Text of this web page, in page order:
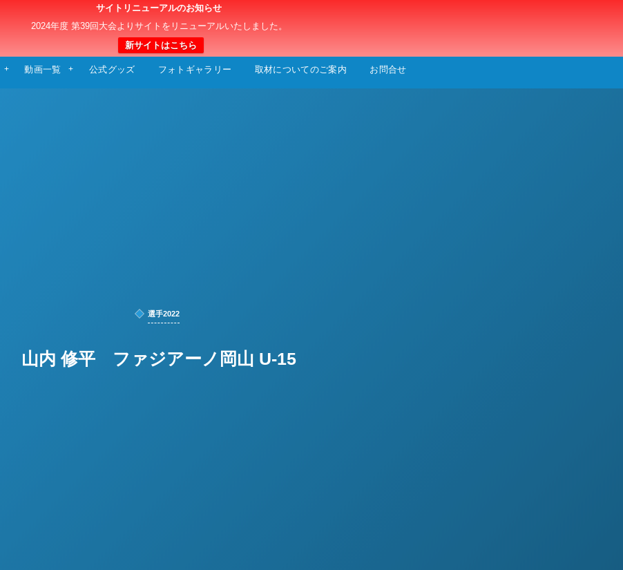
サイトリニューアルのお知らせ
2024年度 第39回大会よりサイトをリニューアルいたしました。
新サイトはこちら
日本クラブユースサッカー選手権（U-15）大会
動画一覧 公式グッズ フォトギャラリー 取材についてのご案内 お問合せ
選手2022
山内 修平 ファジアーノ岡山 U-15